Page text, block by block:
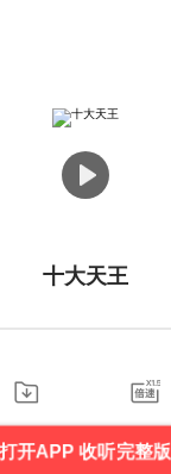
十大天王
打开APP 收听完整版